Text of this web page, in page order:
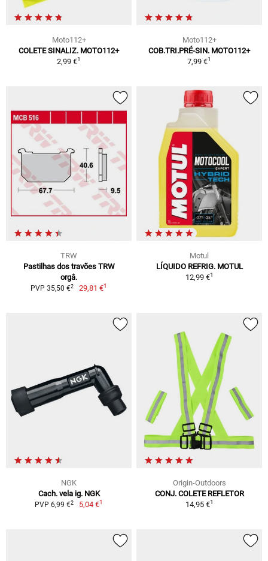
Moto112+
COLETE SINALIZ. MOTO112+
2,99 €1
Moto112+
COB.TRI.PRÉ-SIN. MOTO112+
7,99 €1
TRW
Pastilhas dos travões TRW
orgâ.
PVP 35,50 €2 29,81 €1
Motul
LÍQUIDO REFRIG. MOTUL
12,99 €1
NGK
Cach. vela ig. NGK
PVP 6,99 €2 5,04 €1
Origin-Outdoors
CONJ. COLETE REFLETOR
14,95 €1